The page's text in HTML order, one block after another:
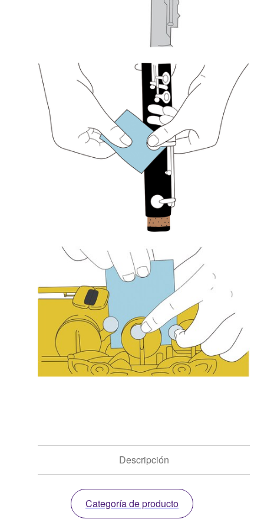
Descripción
Categoría de producto